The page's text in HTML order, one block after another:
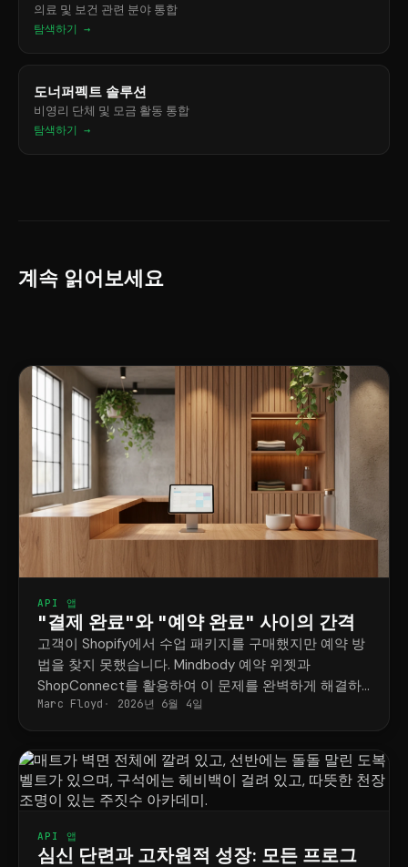
의료 및 보건 관련 분야 통합
탐색하기 →
도너퍼펙트 솔루션
비영리 단체 및 모금 활동 통합
탐색하기 →
계속 읽어보세요
API 앱
"결제 완료"와 "예약 완료" 사이의 간격
고객이 Shopify에서 수업 패키지를 구매했지만 예약 방
법을 찾지 못했습니다. Mindbody 예약 위젯과
ShopConnect를 활용하여 이 문제를 완벽하게 해결하
는 방법을 소개합니다.
Marc Floyd 2026년 6월 4일
API 앱
심신 단련과 고차원적 성장: 모든 프로그